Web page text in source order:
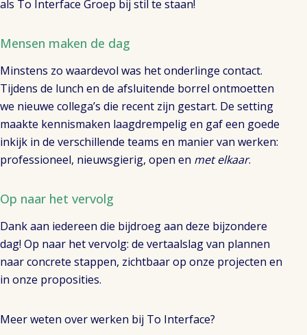
als To Interface Groep bij stil te staan!
Mensen maken de dag
Minstens zo waardevol was het onderlinge contact.
Tijdens de lunch en de afsluitende borrel ontmoetten
we nieuwe collega’s die recent zijn gestart. De setting
maakte kennismaken laagdrempelig en gaf een goede
inkijk in de verschillende teams en manier van werken:
professioneel, nieuwsgierig, open en met elkaar.
Op naar het vervolg
Dank aan iedereen die bijdroeg aan deze bijzondere
dag! Op naar het vervolg: de vertaalslag van plannen
naar concrete stappen, zichtbaar op onze projecten en
in onze proposities.
Meer weten over werken bij To Interface?